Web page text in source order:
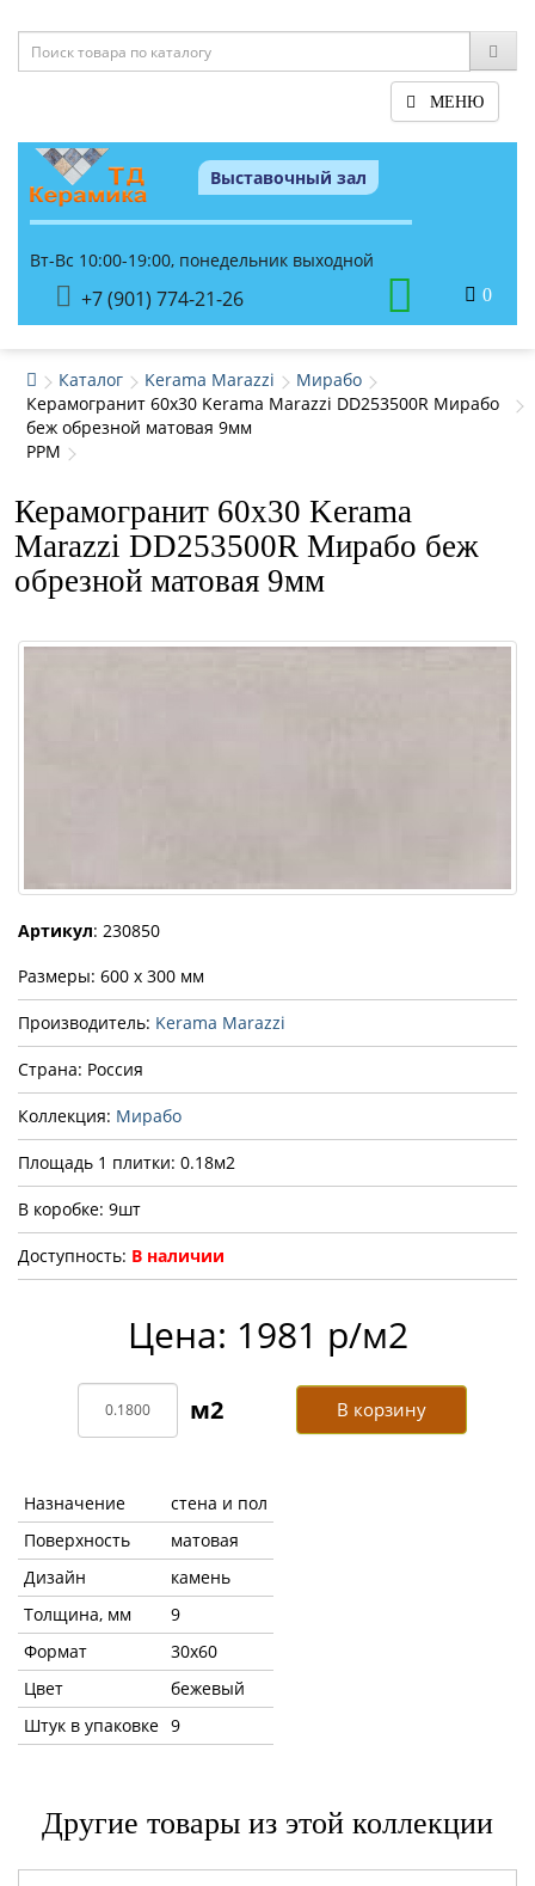
МЕНЮ
Выставочный зал
Вт-Вс 10:00-19:00, понедельник выходной
+7 (901) 774-21-26 0
Каталог Kerama Marazzi
Мирабо
Керамогранит 60x30 Kerama Marazzi DD253500R Мирабо
беж обрезной матовая 9мм
PPM
Керамогранит 60x30 Kerama
Marazzi DD253500R Мирабо беж
обрезной матовая 9мм
Артикул: 230850
Размеры: 600 x 300 мм
Производитель: Kerama Marazzi
Страна: Россия
Коллекция: Мирабо
Площадь 1 плитки: 0.18м2
В коробке: 9шт
Доступность: В наличии
Цена: 1981 р/м2
В корзину
Назначение
стена и пол
Поверхность
матовая
Дизайн
камень
Толщина, мм
9
Формат
30x60
Цвет
бежевый
Штук в упаковке 9
Другие товары из этой коллекции